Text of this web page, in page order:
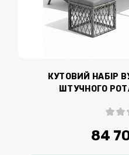
КУТОВИЙ НАБІР
ШТУЧНОГО
84